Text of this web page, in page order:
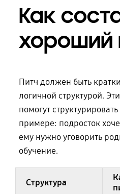
Как
хороший
Питч должен быть
логичной структурой.
помогут
примере: подросток
ему нужно уговорить
обучение.
Структура